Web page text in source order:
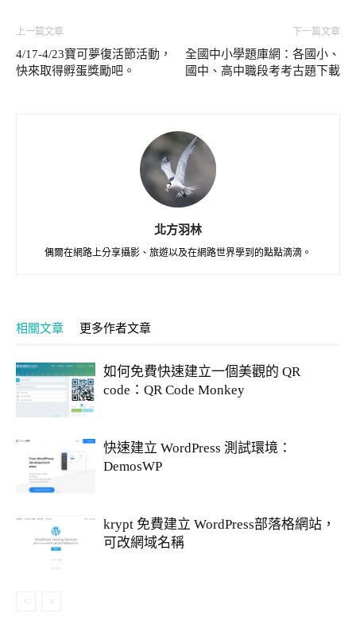
上一篇文章
4/17-4/23寶可夢復活節活動，
快來取得孵蛋獎勵吧。
下一篇文章
全國中小學題庫網：各國小、
國中、高中職段考考古題下載
北方羽林
偶爾在網路上分享攝影、旅遊以及在網路世界學到的點點滴滴。
相關文章 更多作者文章
如何免費快速建立一個美觀的 QR
code：QR Code Monkey
快速建立 WordPress 測試環境：
DemosWP
krypt 免費建立 WordPress部落格網站，
可改網域名稱